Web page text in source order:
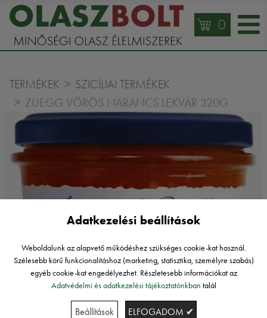
0
TERMÉKEK SZICÍLIAI TERMÉKEK
ZUEGG VÖRÖS NARANCS LEKVÁR 320G
Adatkezelési beállítások
Weboldalunk az alapvető működéshez szükséges cookie-kat használ.
Szélesebb körű funkcionalitáshoz (marketing, statisztika, személyre szabás)
egyéb cookie-kat engedélyezhet. Részletesebb információkat az
Adatvédelmi és adatkezelési tájékoztatónkban talál
Beállítások ELFOGADOM ✔